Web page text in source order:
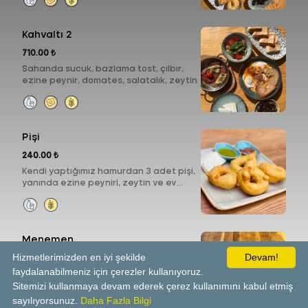
Kahvaltı 2
710.00 ₺
Sahanda sucuk, bazlama tost, çılbır,
ezine peynir, domates, salatalık, zeytin
Pişi
240.00 ₺
Kendi yaptığımız hamurdan 3 adet pişi,
yanında ezine peyniri, zeytin ve ev
Menemen
260.00 ₺
Taze domates ve biberlerle,
siparişinize özel hazırlıyoruz
Devam!
Hizmetlerimizden en iyi şekilde
faydalanabilmeniz için çerezler kullanıyoruz.
Sitemizi kullanmaya devam ederek çerez kullanımını kabul etmiş
sayılıyorsunuz. Daha Fazla Bilgi